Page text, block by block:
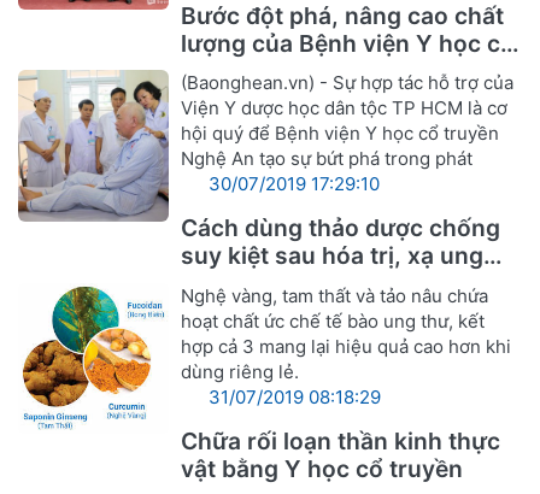
Bước đột phá, nâng cao chất
lượng của Bệnh viện Y học cổ
truyền Nghệ An
(Baonghean.vn) - Sự hợp tác hỗ trợ của
Viện Y dược học dân tộc TP HCM là cơ
hội quý để Bệnh viện Y học cổ truyền
Nghệ An tạo sự bứt phá trong phát
30/07/2019 17:29:10
Cách dùng thảo dược chống
suy kiệt sau hóa trị, xạ ung
thư
Nghệ vàng, tam thất và tảo nâu chứa
hoạt chất ức chế tế bào ung thư, kết
hợp cả 3 mang lại hiệu quả cao hơn khi
dùng riêng lẻ.
31/07/2019 08:18:29
Chữa rối loạn thần kinh thực
vật bằng Y học cổ truyền